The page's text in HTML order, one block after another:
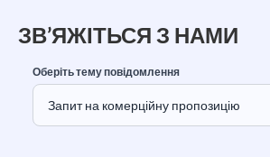
ЗВ’ЯЖІТЬСЯ З НАМИ
Оберіть тему повідомлення